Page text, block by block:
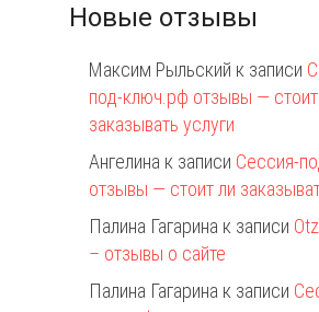
Новые отзывы
Максим Рыльский к записи
под-ключ.рф отзывы — стоит
заказывать услуги
Ангелина к записи Сессия-
отзывы — стоит ли
Палина Гагарина к записи
– отзывы о сайте
Палина Гагарина к записи